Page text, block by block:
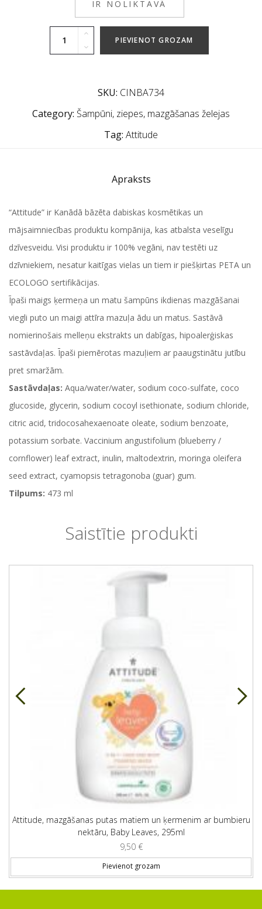
IR NOLIKTAVĀ
PIEVIENOT GROZAM
SKU: CINBA734
Category: Šampūni, ziepes, mazgāšanas želejas
Tag: Attitude
Apraksts
“Attitude” ir Kanādā bāzēta dabiskas kosmētikas un
mājsaimniecības produktu kompānija, kas atbalsta veselīgu
dzīvesveidu. Visi produktu ir 100% vegāni, nav testēti uz
dzīvniekiem, nesatur kaitīgas vielas un tiem ir piešķirtas PETA un
ECOLOGO sertifikācijas.
Īpaši maigs ķermeņa un matu šampūns ikdienas mazgāšanai
viegli puto un maigi attīra mazuļa ādu un matus. Sastāvā
nomierinošais melleņu ekstrakts un dabīgas, hipoalerģiskas
sastāvdaļas. Īpaši piemērotas mazuļiem ar paaugstinātu jutību
pret smaržām.
Sastāvdaļas: Aqua/water/water, sodium coco-sulfate, coco
glucoside, glycerin, sodium cocoyl isethionate, sodium chloride,
citric acid, tridocosahexaenoate oleate, sodium benzoate,
potassium sorbate. Vaccinium angustifolium (blueberry /
cornflower) leaf extract, inulin, maltodextrin, moringa oleifera
seed extract, cyamopsis tetragonoba (guar) gum.
Tilpums: 473 ml
Saistītie produkti
Attitude, mazgāšanas putas matiem un ķermenim ar bumbieru
nektāru, Baby Leaves, 295ml
9,50 €
Pievienot grozam